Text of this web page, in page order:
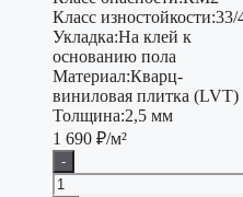
Класс изностойкости:33/
Укладка:На клей к
основанию пола
Материал:Кварц-
виниловая плитка (LVT)
Толщина:2,5 мм
1 690 ₽/м²
-